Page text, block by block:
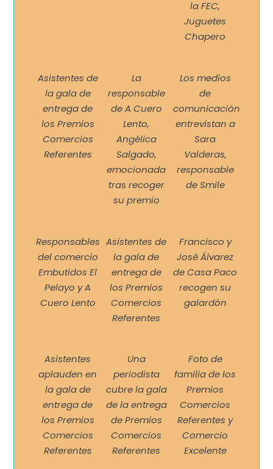
la FEC,
Juguetes
Chapero
Asistentes de
la gala de
entrega de
los Premios
Comercios
Referentes
La
responsable
de A Cuero
Lento,
Angélica
Salgado,
emocionada
tras recoger
su premio
Los medios
de
comunicación
entrevistan a
Sara
Valderas,
responsable
de Smile
Responsables
del comercio
Embutidos El
Pelayo y A
Cuero Lento
Asistentes de
la gala de
entrega de
los Premios
Comercios
Referentes
Francisco y
José Álvarez
de Casa Paco
recogen su
galardón
Asistentes
aplauden en
la gala de
entrega de
los Premios
Comercios
Referentes
Una
periodista
cubre la gala
de la entrega
de Premios
Comercios
Referentes
Foto de
familia de los
Premios
Comercios
Referentes y
Comercio
Excelente